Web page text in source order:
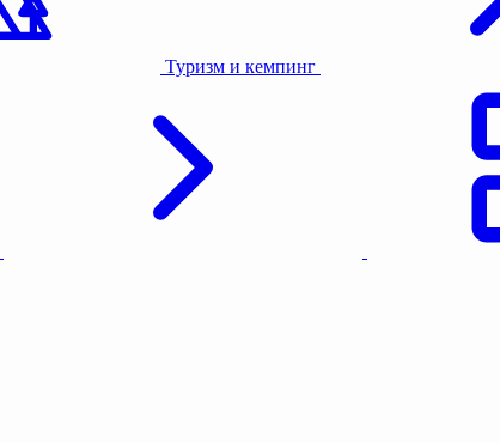
Туризм и кемпинг